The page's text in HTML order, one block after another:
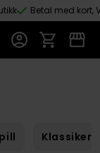
Betal med kort,
Klassikere